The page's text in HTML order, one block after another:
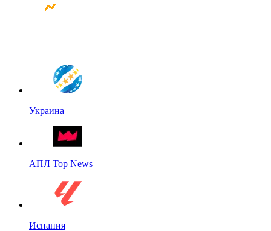
Украина
АПЛ Top News
Испания